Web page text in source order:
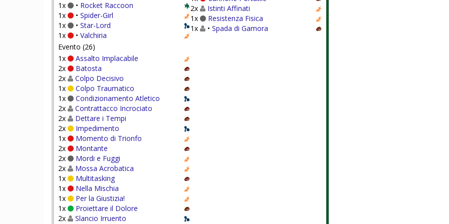
1x • Rocket Raccoon
1x
• Spider-Girl
1x
• Star-Lord
1x
• Valchiria
Evento (26)
1x
Assalto Implacabile
2x
Batosta
2x
Colpo Decisivo
1x
Colpo Traumatico
1x
Condizionamento Atletico
2x
Contrattacco Incrociato
2x
Dettare i Tempi
2x
Impedimento
1x
Momento di Trionfo
2x
Montante
2x
Mordi e Fuggi
2x
Mossa Acrobatica
1x
Multitasking
1x
Nella Mischia
1x
Per la Giustizia!
1x
Proiettare il Dolore
2x
Slancio Irruento
2x
Istinti Affinati
1x
Resistenza Fisica
1x
• Spada di Gamora